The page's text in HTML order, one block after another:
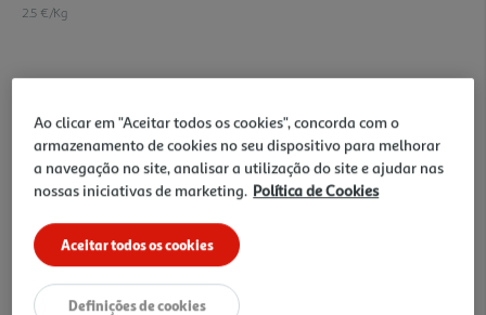
2.5 €/Kg
Notas de preparação
Ao clicar em "Aceitar todos os cookies", concorda com o
armazenamento de cookies no seu dispositivo para melhorar
a navegação no site, analisar a utilização do site e ajudar nas
nossas iniciativas de marketing. Política de Cookies
Aceitar todos os cookies
Definições de cookies